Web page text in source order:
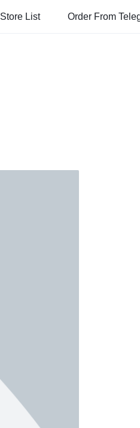
Store List Order From